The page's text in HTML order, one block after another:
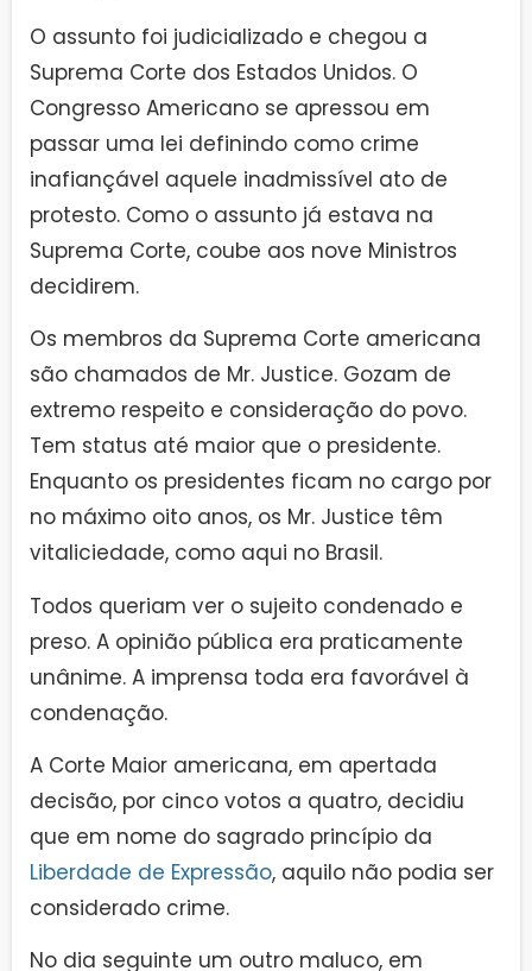
O assunto foi judicializado e chegou a
Suprema Corte dos Estados Unidos. O
Congresso Americano se apressou em
passar uma lei definindo como crime
inafiançável aquele inadmissível ato de
protesto. Como o assunto já estava na
Suprema Corte, coube aos nove Ministros
decidirem.
Os membros da Suprema Corte americana
são chamados de Mr. Justice. Gozam de
extremo respeito e consideração do povo.
Tem status até maior que o presidente.
Enquanto os presidentes ficam no cargo por
no máximo oito anos, os Mr. Justice têm
vitaliciedade, como aqui no Brasil.
Todos queriam ver o sujeito condenado e
preso. A opinião pública era praticamente
unânime. A imprensa toda era favorável à
condenação.
A Corte Maior americana, em apertada
decisão, por cinco votos a quatro, decidiu
que em nome do sagrado princípio da
Liberdade de Expressão, aquilo não podia ser
considerado crime.
No dia seguinte um outro maluco, em